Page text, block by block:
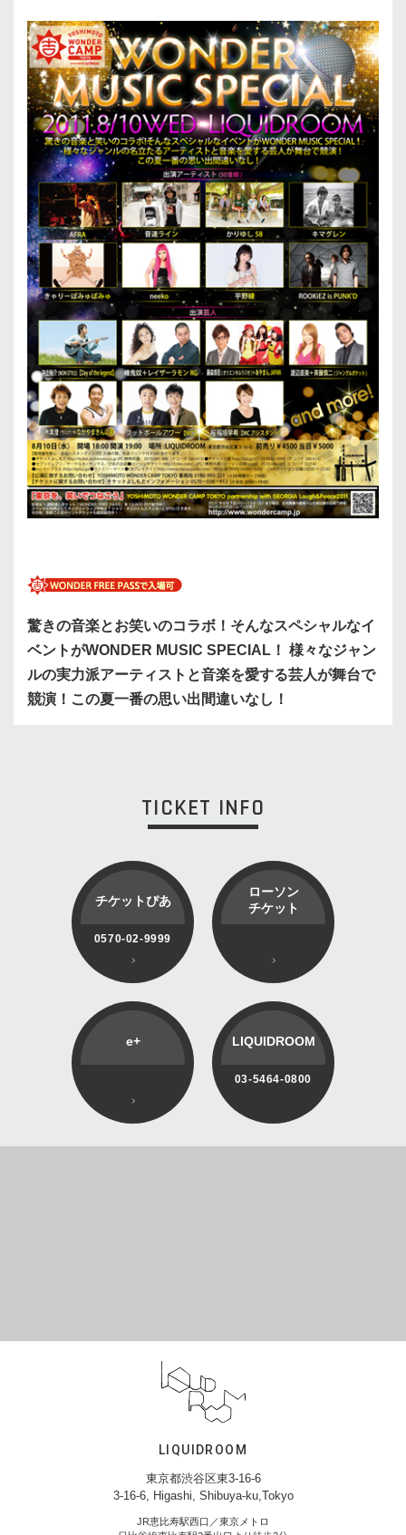
驚きの音楽とお笑いのコラボ！そんなスペシャルなイ
ベントがWONDER MUSIC SPECIAL！ 様々なジャン
ルの実力派アーティストと音楽を愛する芸人が舞台で
競演！この夏一番の思い出間違いなし！
TICKET INFO
チケットぴあ
0570-02-9999
ローソン
チケット
e+ LIQUIDROOM
03-5464-0800
LIQUIDROOM
東京都渋谷区東3-16-6
3-16-6, Higashi, Shibuya-ku,Tokyo
JR恵比寿駅西口／東京メトロ